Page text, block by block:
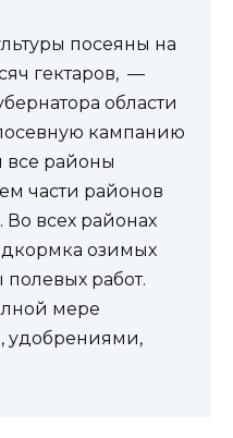
посеяны на
гектаров, —
области
кампанию
все районы
части районов
всех районах
озимых
работ.
мере
удобрениями,